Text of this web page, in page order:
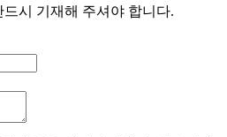
시 기재해 주셔야 합니다.